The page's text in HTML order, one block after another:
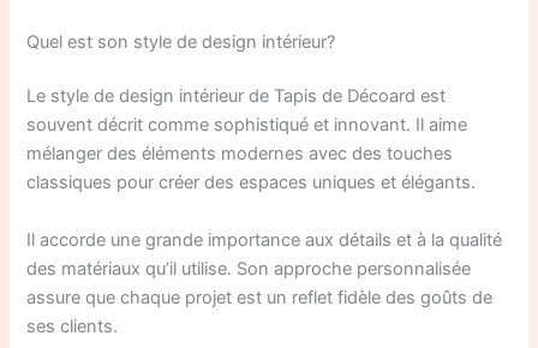
Quel est son style de design intérieur?
Le style de design intérieur de Tapis de Décoard est
souvent décrit comme sophistiqué et innovant. Il aime
mélanger des éléments modernes avec des touches
classiques pour créer des espaces uniques et élégants.
Il accorde une grande importance aux détails et à la qualité
des matériaux qu’il utilise. Son approche personnalisée
assure que chaque projet est un reflet fidèle des goûts de
ses clients.